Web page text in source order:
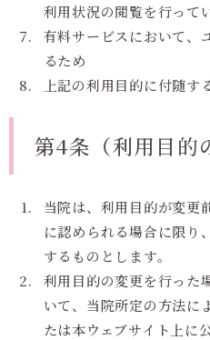
利用状況の閲覧を行って
有料サービスにおいて、
るため
上記の利用目的に付随す
第4条（利用目的
当院は、利用目的が変更
に認められる場合に限り
するものとします。
利用目的の変更を行った
いて、当院所定の方法に
たは本ウェブサイト上に